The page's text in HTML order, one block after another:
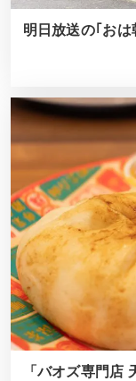
明日放送の｢お
「バオズ専門店